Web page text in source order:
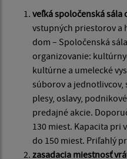
veľká spoločenská
vstupných priestorov a
dom – Spoločenská
organizovanie:
kultúrne a umelecké
súborov a jednotlivcov,
plesy, oslavy,
predajné akcie.
130 miest. Kapacita pri
do 150 miest. Priľahlý
zasadacia miestnosť